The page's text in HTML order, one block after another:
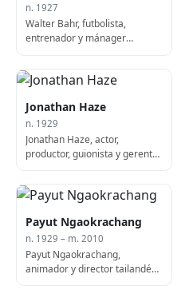
n. 1927
Walter Bahr, futbolista,
entrenador y mánager
Jonathan Haze
n. 1929
Jonathan Haze, actor,
productor, guionista y gerente
Payut Ngaokrachang
n. 1929 – m. 2010
Payut Ngaokrachang,
animador y director tailandés